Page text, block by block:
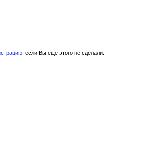
, если Вы ещё этого не сделали.